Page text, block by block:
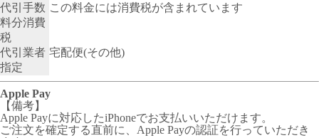
代引手数
料分消費
税
この料金には消費税が含まれています
代引業者
指定
宅配便(その他)
Apple Pay
【備考】
Apple Payに対応したiPhoneでお支払いいただけます。
ご注文を確定する直前に、Apple Payの認証を行っていただき